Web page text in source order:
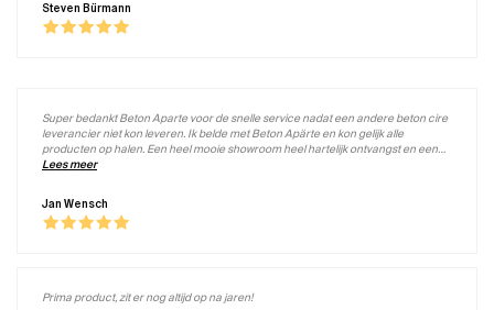
Steven Bürmann
Jan Wensch
Super bedankt Beton Aparte voor de snelle service nadat een andere beton cire
leverancier niet kon leveren. Ik belde met Beton Apärte en kon gelijk alle
producten op halen. Een heel mooie showroom heel hartelijk ontvangst en een
half uurtje later had ik alles in mijn auto zitten. Ze hebben gewoon alles meer dan
Lees meer
Prima product, zit er nog altijd op na jaren!